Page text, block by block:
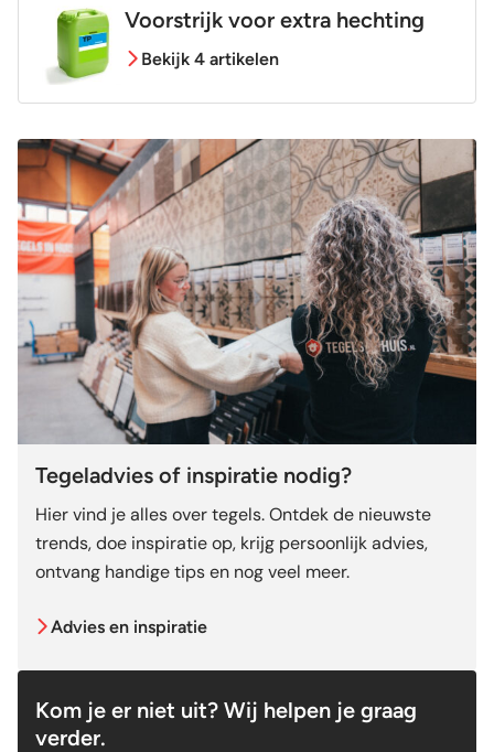
Voorstrijk voor extra hechting
Bekijk 4 artikelen
Tegeladvies of inspiratie nodig?
Hier vind je alles over tegels. Ontdek de nieuwste
trends, doe inspiratie op, krijg persoonlijk advies,
ontvang handige tips en nog veel meer.
Advies en inspiratie
Kom je er niet uit? Wij helpen je graag
verder.